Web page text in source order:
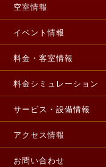
空室情報
イベント情報
料金・客室情報
料金シミュレーション
サービス・設備情報
アクセス情報
お問い合わせ